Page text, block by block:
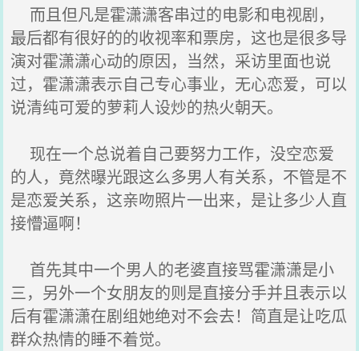
而且但凡是霍潇潇客串过的电影和电视剧，
最后都有很好的的收视率和票房，这也是很多导
演对霍潇潇心动的原因，当然，采访里面也说
过，霍潇潇表示自己专心事业，无心恋爱，可以
说清纯可爱的萝莉人设炒的热火朝天。
现在一个总说着自己要努力工作，没空恋爱
的人，竟然曝光跟这么多男人有关系，不管是不
是恋爱关系，这亲吻照片一出来，是让多少人直
接懵逼啊！
首先其中一个男人的老婆直接骂霍潇潇是小
三，另外一个女朋友的则是直接分手并且表示以
后有霍潇潇在剧组她绝对不会去！简直是让吃瓜
群众热情的睡不着觉。